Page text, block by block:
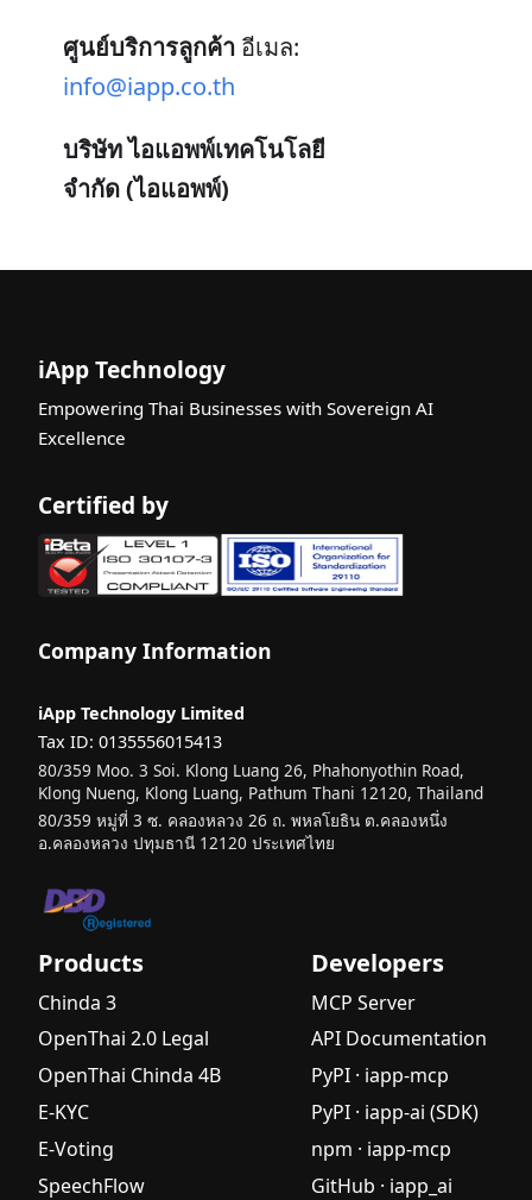
ศูนย์บริการลูกค้า อีเมล:
info@iapp.co.th
บริษัท ไอแอพพ์เทคโนโลยี
จำกัด (ไอแอพพ์)
iApp Technology
Empowering Thai Businesses with Sovereign AI
Excellence
Certified by
Company Information
iApp Technology Limited
Tax ID: 0135556015413
80/359 Moo. 3 Soi. Klong Luang 26, Phahonyothin Road,
Klong Nueng, Klong Luang, Pathum Thani 12120, Thailand
80/359 หมู่ที่ 3 ซ. คลองหลวง 26 ถ. พหลโยธิน ต.คลองหนึ่ง
อ.คลองหลวง ปทุมธานี 12120 ประเทศไทย
Products
Chinda 3
OpenThai 2.0 Legal
OpenThai Chinda 4B
E-KYC
E-Voting
SpeechFlow
Developers
MCP Server
API Documentation
PyPI · iapp-mcp
PyPI · iapp-ai (SDK)
npm · iapp-mcp
GitHub · iapp_ai